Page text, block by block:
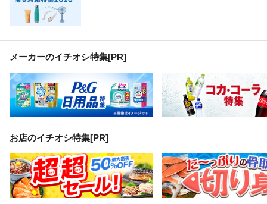
メーカーのイチオシ特集[PR]
お店のイチオシ特集[PR]